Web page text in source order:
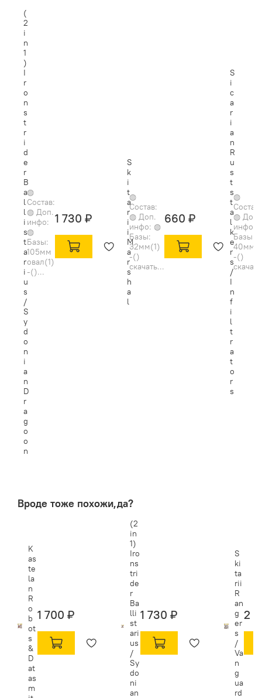
(
2
i
n
1
)
I
r
o
n
s
t
r
i
d
e
r
B
a
l
l
i
s
t
a
r
i
u
s
/
S
y
d
o
n
i
a
n
D
r
a
g
o
o
n
◍
Состав:
◍ Доп.
инфо:
◍
Базы:
105мм
овал(1)
-()...
1 730 ₽
S
k
i
t
a
r
i
i
M
a
r
s
h
a
l
◍
Состав:
◍ Доп.
инфо: ◍
Базы:
32мм(1)
-()
скачать...
660 ₽
S
i
c
a
r
i
a
n
R
u
s
t
s
t
a
l
k
e
r
s
/
I
n
f
i
l
t
r
a
t
o
r
s
◍
Состав:
◍ Доп.
инфо:
Базы:
-()
Вроде тоже похожи,да?
K
as
te
la
n
R
o
b
ot
s
&
D
at
as
m
1 700 ₽
(2
in
1)
Iro
ns
tri
de
r
Ba
lli
st
ari
us
/
Sy
do
ni
an
1 730 ₽
S
ki
ta
rii
R
an
g
er
s
/
Va
n
g
ua
rd
2